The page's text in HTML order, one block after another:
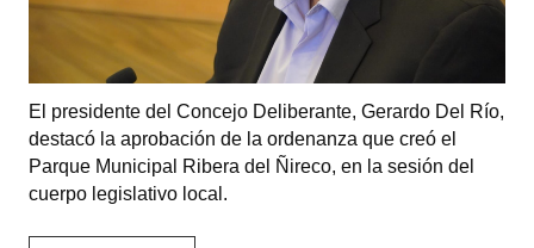
El presidente del Concejo Deliberante, Gerardo Del Río,
destacó la aprobación de la ordenanza que creó el
Parque Municipal Ribera del Ñireco, en la sesión del
cuerpo legislativo local.